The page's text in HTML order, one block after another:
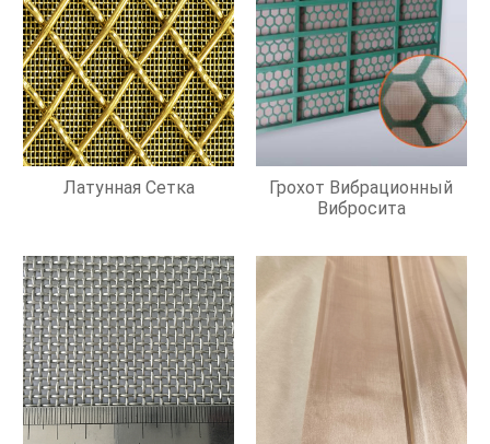
Латунная Сетка
Грохот Вибрационный
Вибросита